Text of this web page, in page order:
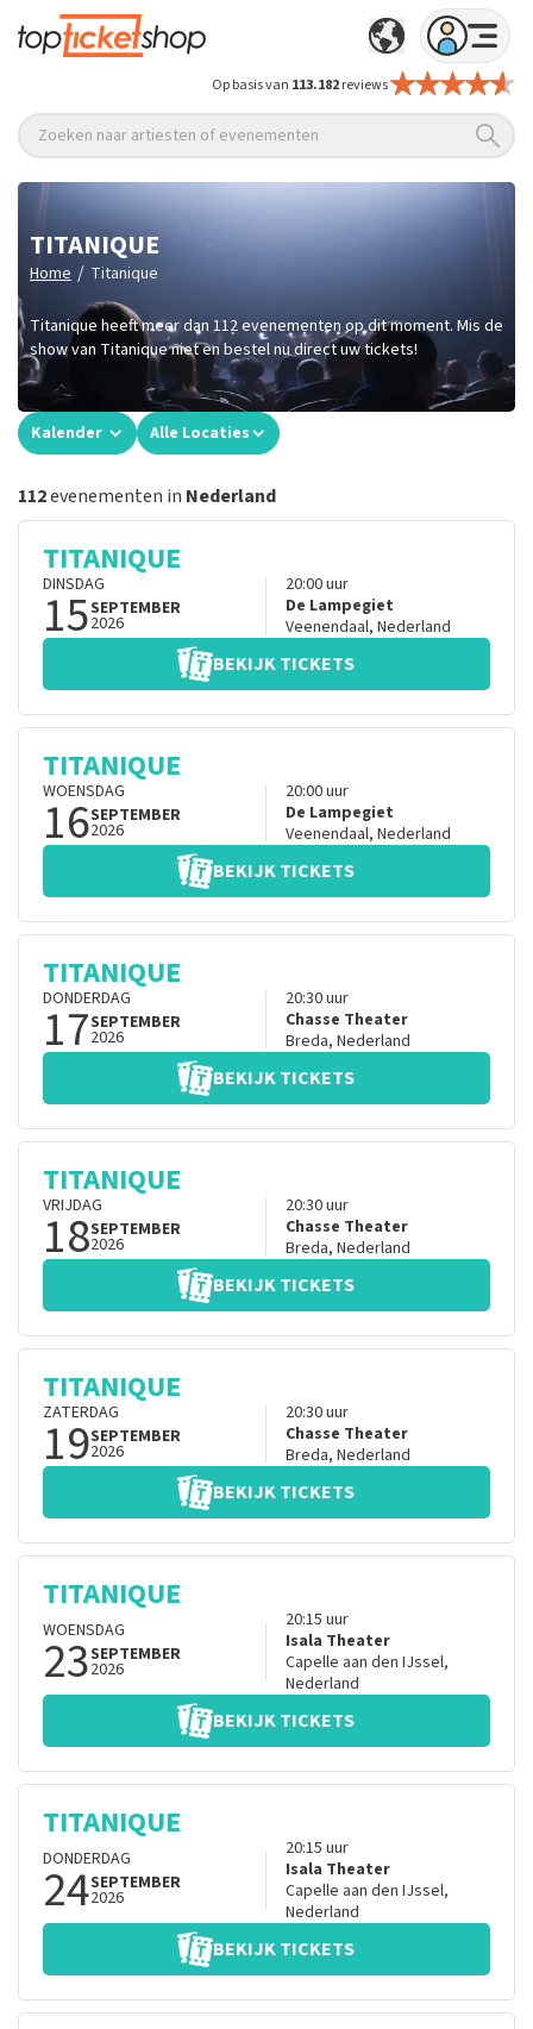
Op basis van 113.182reviews
Zoeken naar artiesten of evenementen
TITANIQUE
Home / Titanique
Titanique heeft meer dan 112 evenementen op dit moment. Mis de
show van Titanique niet en bestel nu direct uw tickets!
Kalender Alle Locaties
112evenementen in Nederland
TITANIQUE
DINSDAG
15SEPTEMBER
2026
20:00uur
De Lampegiet
Veenendaal, Nederland
BEKIJK TICKETS
TITANIQUE
WOENSDAG
16SEPTEMBER
2026
20:00uur
De Lampegiet
Veenendaal, Nederland
BEKIJK TICKETS
TITANIQUE
DONDERDAG
17SEPTEMBER
2026
20:30uur
Chasse Theater
Breda, Nederland
BEKIJK TICKETS
TITANIQUE
VRIJDAG
18SEPTEMBER
2026
20:30uur
Chasse Theater
Breda, Nederland
BEKIJK TICKETS
TITANIQUE
ZATERDAG
19SEPTEMBER
2026
20:30uur
Chasse Theater
Breda, Nederland
BEKIJK TICKETS
TITANIQUE
WOENSDAG
23SEPTEMBER
2026
20:15 uur
Isala Theater
Capelle aan den IJssel,
Nederland
BEKIJK TICKETS
TITANIQUE
DONDERDAG
24SEPTEMBER
2026
20:15 uur
Isala Theater
Capelle aan den IJssel,
Nederland
BEKIJK TICKETS